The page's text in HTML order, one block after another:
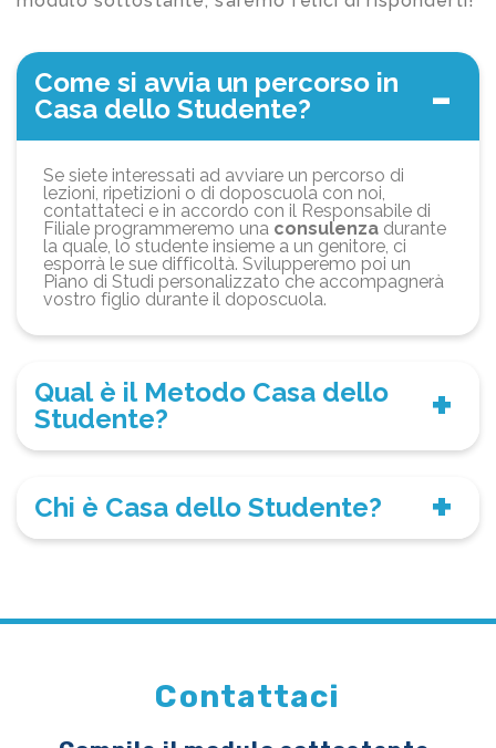
Come si avvia un percorso in
Casa dello Studente?
Se siete interessati ad avviare un percorso di
lezioni, ripetizioni o di doposcuola con noi,
contattateci e in accordo con il Responsabile di
Filiale programmeremo una consulenza durante
la quale, lo studente insieme a un genitore, ci
esporrà le sue difficoltà. Svilupperemo poi un
Piano di Studi personalizzato che accompagnerà
vostro figlio durante il doposcuola.
Qual è il Metodo Casa dello
Studente?
Chi è Casa dello Studente?
Contattaci